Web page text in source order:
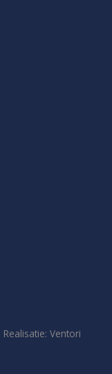
Realisatie: Ventori